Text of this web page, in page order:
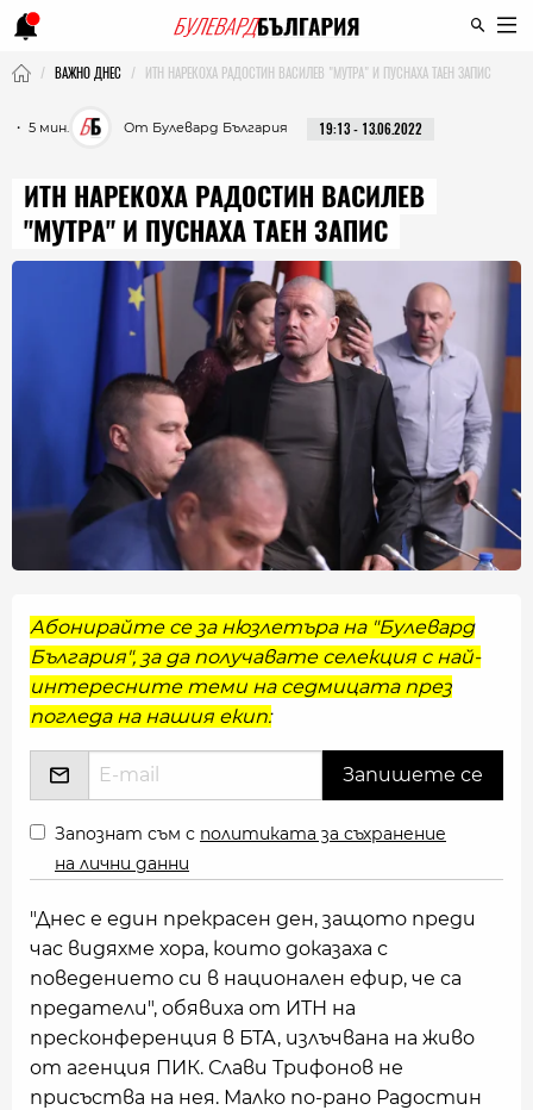
ВАЖНО ДНЕС ИТН НАРЕКОХА РАДОСТИН ВАСИЛЕВ "МУТРА" И ПУСНАХА ТАЕН ЗАПИС
・ 5 мин. От Булевард България 19:13 - 13.06.2022
ИТН НАРЕКОХА РАДОСТИН ВАСИЛЕВ
"МУТРА" И ПУСНАХА ТАЕН ЗАПИС
Абонирайте се за нюзлетъра на "Булевард
България", за да получавате селекция с най-
интересните теми на седмицата през
погледа на нашия екип:
Запознат съм с политиката за съхранение
на лични данни
"Днес е един прекрасен ден, защото преди
час видяхме хора, които доказаха с
поведението си в национален ефир, че са
предатели", обявиха от ИТН на
пресконференция в БТА, излъчвана на живо
от агенция ПИК. Слави Трифонов не
присъства на нея. Малко по-рано Радостин